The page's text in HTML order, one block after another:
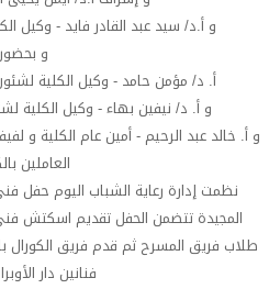
و أ.د/ سيد عبد القادر فايد - وكيل
و
أ. د/ مؤمن حامد - وكيل الكلية
و أ. د/ نيفين بهاء - وكيل الكلية
و أ. خالد عبد الرحيم - أمين عام الكلية و
العاملين
المجيدة تتضمن الحفل تقديم اسكتش
طلاب فريق المسرح ثم قدم فريق الكورال
فنانين دار